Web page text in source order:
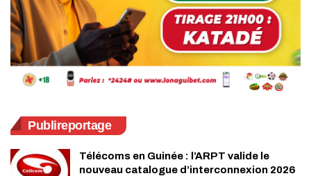
Publireportage
Télécoms en Guinée : l’ARPT valide le
nouveau catalogue d’interconnexion 2026